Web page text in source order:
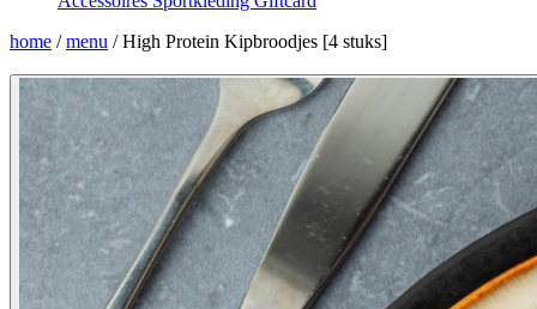
home / menu / High Protein Kipbroodjes [4 stuks]